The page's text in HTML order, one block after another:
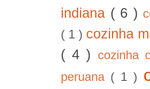
indiana ( 6 )
( 1 ) cozinha
( 4 )
cozinha
peruana ( 1 )